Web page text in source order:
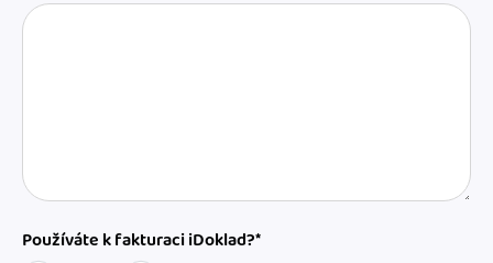
Používáte k fakturaci iDoklad?*